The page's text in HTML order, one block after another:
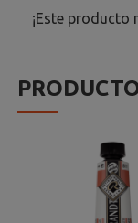
¡Este producto